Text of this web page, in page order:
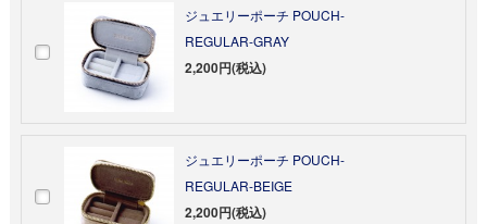
ジュエリーポーチ POUCH-
REGULAR-GRAY
2,200円(税込)
ジュエリーポーチ POUCH-
REGULAR-BEIGE
2,200円(税込)